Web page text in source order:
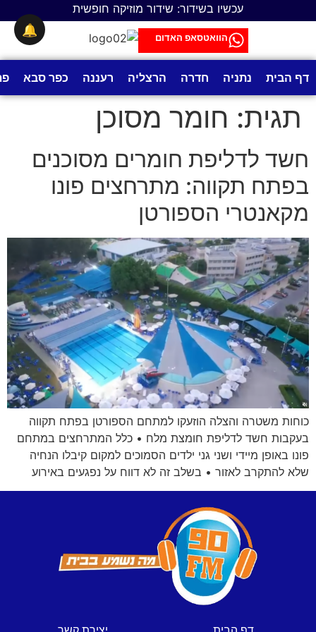
עכשיו בשידור: שידור מוזיקה חופשית
הוואטסאפ האדום
דף הבית נתניה חדרה הרצליה רעננה כפר סבא
תגית: חומר מסוכן
חשד לדליפת חומרים מסוכנים
בפתח תקווה: מתרחצים פונו
מקאנטרי הספורטן
כוחות משטרה והצלה הוזעקו למתחם הספורטן בפתח תקווה
בעקבות חשד לדליפת חומצת מלח • כלל המתרחצים במתחם
פונו באופן מיידי ושני גני ילדים הסמוכים למקום קיבלו הנחיה
שלא להתקרב לאזור • בשלב זה לא דווח על נפגעים באירוע
🔔